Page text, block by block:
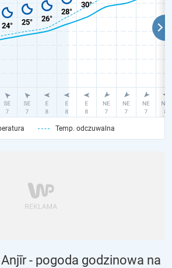
Temp. odczuwalna
- pogoda godzinowa na